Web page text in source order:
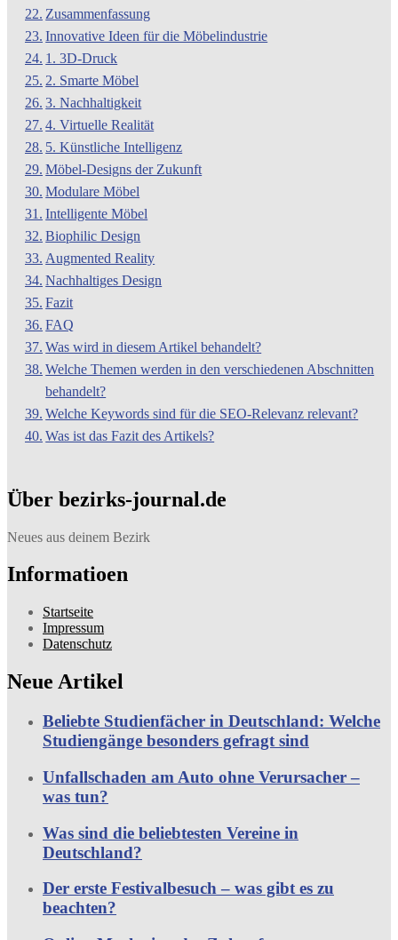
Zusammenfassung
Innovative Ideen für die Möbelindustrie
1. 3D-Druck
2. Smarte Möbel
3. Nachhaltigkeit
4. Virtuelle Realität
5. Künstliche Intelligenz
Möbel-Designs der Zukunft
Modulare Möbel
Intelligente Möbel
Biophilic Design
Augmented Reality
Nachhaltiges Design
Fazit
FAQ
Was wird in diesem Artikel behandelt?
Welche Themen werden in den verschiedenen Abschnitten
behandelt?
Welche Keywords sind für die SEO-Relevanz relevant?
Was ist das Fazit des Artikels?
Über bezirks-journal.de
Neues aus deinem Bezirk
Informatioen
Startseite
Impressum
Datenschutz
Neue Artikel
Beliebte Studienfächer in Deutschland: Welche
Studiengänge besonders gefragt sind
Unfallschaden am Auto ohne Verursacher –
was tun?
Was sind die beliebtesten Vereine in
Deutschland?
Der erste Festivalbesuch – was gibt es zu
beachten?